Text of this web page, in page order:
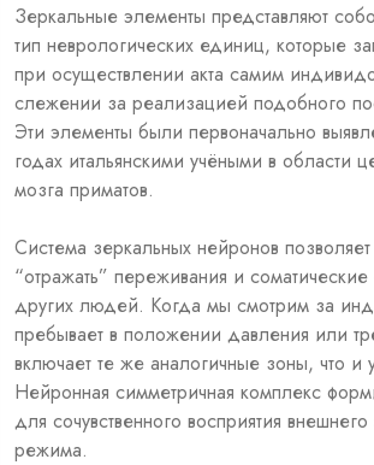
Зеркальные элементы представляют
тип неврологических единиц, которые
при осуществлении акта самим
слежении за реализацией подобного
Эти элементы были первоначально
годах итальянскими учёными в области
мозга приматов.
Система зеркальных нейронов
“отражать” переживания и
других людей. Когда мы смотрим за
пребывает в положении давления или
включает те же аналогичные зоны, что
Нейронная симметричная комплекс
для сочувственного восприятия
режима.